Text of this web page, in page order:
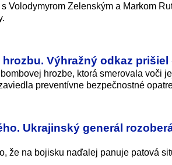
Volodymyrom Zelenským a Markom
Výhražný odkaz prišiel
hrozbe, ktorá smerovala voči
preventívne bezpečnostné
Ukrajinský generál
že na bojisku naďalej panuje patová